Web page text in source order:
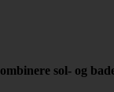
sol- og